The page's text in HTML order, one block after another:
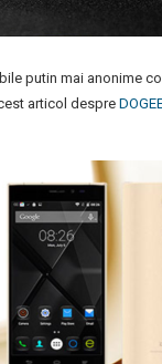
putin mai anonime
articol despre